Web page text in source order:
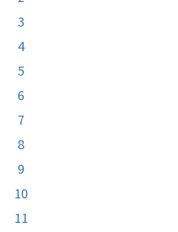
3
4
5
6
7
8
9
10
11